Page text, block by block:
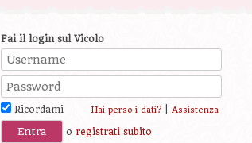
Fai il login sul Vicolo
Ricordami Hai perso i dati?| Assistenza
o registrati subito